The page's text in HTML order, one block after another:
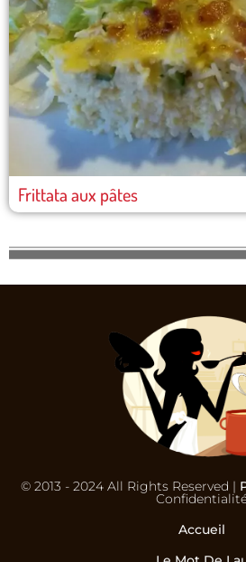
Frittata aux pâtes
© 2013 - 2024 All Rights Reserved |
Accueil